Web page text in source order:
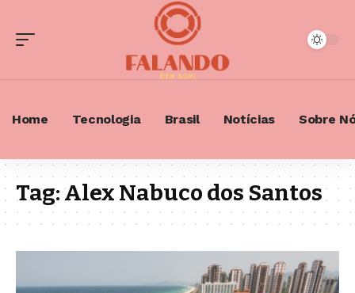
Home Tecnologia Brasil Notícias Sobre
Tag:Alex Nabuco dos Santos